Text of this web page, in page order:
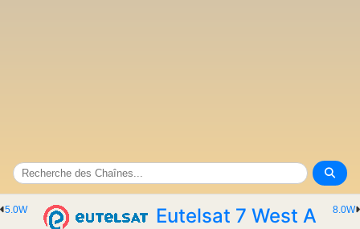
8.0W
5.0W
Eutelsat 7 West A